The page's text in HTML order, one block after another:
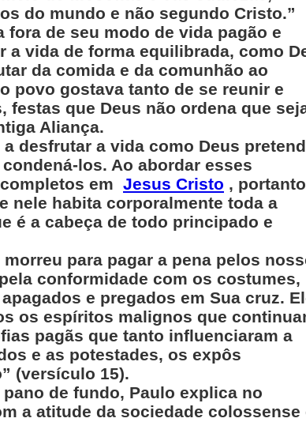
do mundo e não segundo Cristo.”
de seu modo de vida pagão e
a vida de forma equilibrada, como
da comida e da comunhão ao
povo gostava tanto de se reunir e
que Deus não ordena que
Aliança.
desfrutar a vida como Deus
los. Ao abordar esses
em Jesus Cristo ,
nele habita corporalmente toda a
é a cabeça de todo principado e
para pagar a pena pelos
conformidade com os costumes,
e pregados em Sua cruz.
os espíritos malignos que
pagãs que tanto influenciaram a
e as potestades, os expôs
(versículo 15).
de fundo, Paulo explica no
a atitude da sociedade colossense